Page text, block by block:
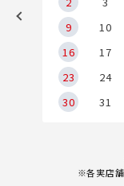
9
10
16
17
23
24
30
31
※各実店